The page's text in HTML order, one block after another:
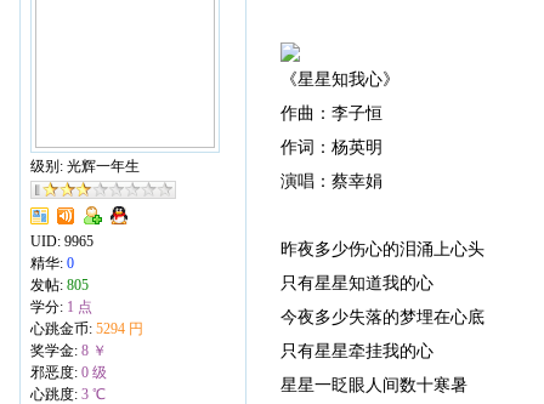
级别: 光辉一年生
UID: 9965
精华: 0
发帖: 805
学分: 1 点
心跳金币: 5294 円
奖学金: 8 ￥
邪恶度: 0 级
心跳度: 3 ℃
《星星知我心》
作曲：李子恒
作词：杨英明
演唱：蔡幸娟
昨夜多少伤心的泪涌上心头
只有星星知道我的心
今夜多少失落的梦埋在心底
只有星星牵挂我的心
星星一眨眼人间数十寒暑